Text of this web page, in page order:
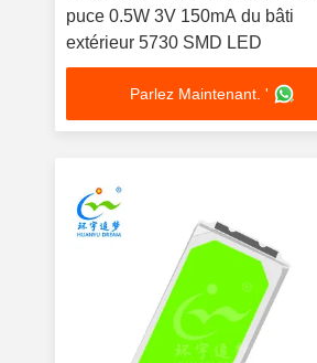
puce 0.5W 3V 150mA du bâti
extérieur 5730 SMD LED
Parlez Maintenant. '